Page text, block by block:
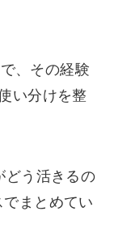
、その経験
い分けを整
どう活きるの
まとめてい